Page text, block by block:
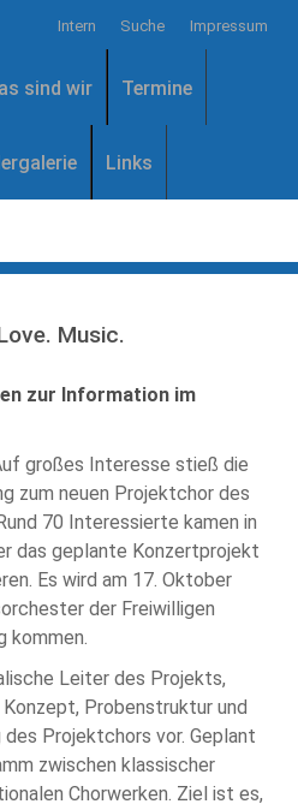
Intern Suche Impressum
sind wir Termine
Links
Music.
zur Information im
großes Interesse stieß die
zum neuen Projektchor des
70 Interessierte kamen in
das geplante Konzertprojekt
Es wird am 17. Oktober
der Freiwilligen
kommen.
Leiter des Projekts,
Probenstruktur und
Projektchors vor. Geplant
zwischen klassischer
Chorwerken. Ziel ist es,